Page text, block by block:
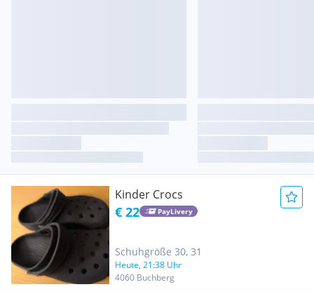
Kinder Crocs
€ 22 PayLivery
Schuhgröße 30, 31
Heute, 21:38 Uhr
4060 Buchberg